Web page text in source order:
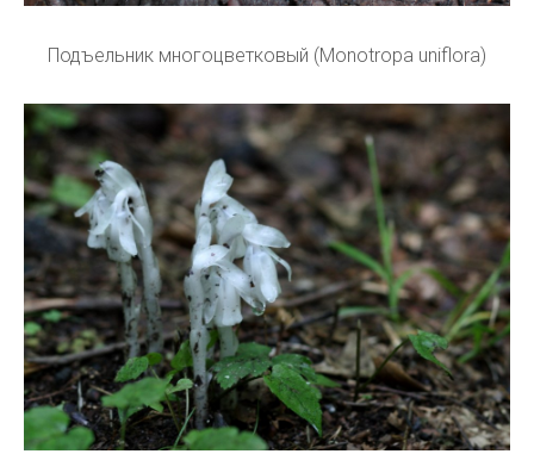
Подъельник многоцветковый (Monotropa uniflora)